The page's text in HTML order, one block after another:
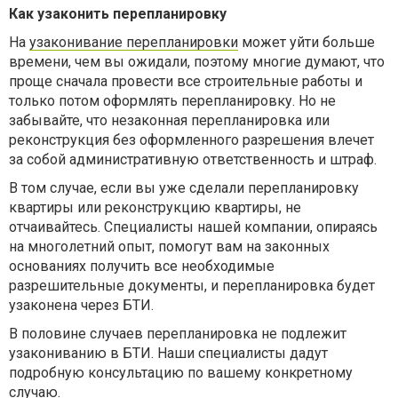
Как узаконить перепланировку
На узаконивание перепланировки может уйти больше
времени, чем вы ожидали, поэтому многие думают, что
проще сначала провести все строительные работы и
только потом оформлять перепланировку. Но не
забывайте, что незаконная перепланировка или
реконструкция без оформленного разрешения влечет
за собой административную ответственность и штраф.
В том случае, если вы уже сделали перепланировку
квартиры или реконструкцию квартиры, не
отчаивайтесь. Специалисты нашей компании, опираясь
на многолетний опыт, помогут вам на законных
основаниях получить все необходимые
разрешительные документы, и перепланировка будет
узаконена через БТИ.
В половине случаев перепланировка не подлежит
узакониванию в БТИ. Наши специалисты дадут
подробную консультацию по вашему конкретному
случаю.